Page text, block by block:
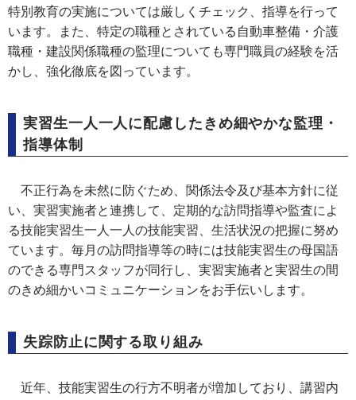
特別教育の実施については厳しくチェック、指導を行って
います。また、特定の職種とされている自動車整備・介護
職種・建設関係職種の監理についても専門職員の経験を活
かし、強化徹底を図っています。
実習生一人一人に配慮したきめ細やかな監理・
指導体制
不正行為を未然に防ぐため、関係法令及び基本方針に従
い、実習実施者と連携して、定期的な訪問指導や監査によ
る技能実習生一人一人の技能実習、生活状況の把握に努め
ています。毎月の訪問指導等の時には技能実習生の母国語
のできる専門スタッフが同行し、実習実施者と実習生の間
のきめ細かいコミュニケーションをお手伝いします。
失踪防止に関する取り組み
近年、技能実習生の行方不明者が増加しており、講習内